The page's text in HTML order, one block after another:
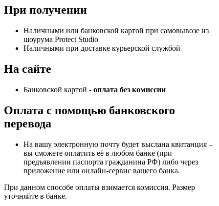
При получении
Наличными или банковской картой при самовывозе из
шоурума Protect Studio
Наличными при доставке курьерской службой
На сайте
Банковской картой - оплата без комиссии
Оплата с помощью банковского
перевода
На вашу электронную почту будет выслана квитанция –
вы сможете оплатить её в любом банке (при
предъявлении паспорта гражданина РФ) либо через
приложение или онлайн-сервис вашего банка.
При данном способе оплаты взимается комиссия. Размер
уточняйте в банке.